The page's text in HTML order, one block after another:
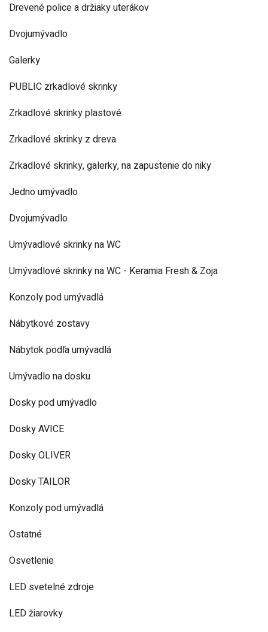
Drevené police a držiaky uterákov
Dvojumývadlo
Galerky
PUBLIC zrkadlové skrinky
Zrkadlové skrinky plastové
Zrkadlové skrinky z dreva
Zrkadlové skrinky, galerky, na zapustenie do niky
Jedno umývadlo
Dvojumývadlo
Umývadlové skrinky na WC
Umývadlové skrinky na WC - Keramia Fresh & Zoja
Konzoly pod umývadlá
Nábytkové zostavy
Nábytok podľa umývadlá
Umývadlo na dosku
Dosky pod umývadlo
Dosky AVICE
Dosky OLIVER
Dosky TAILOR
Konzoly pod umývadlá
Ostatné
Osvetlenie
LED svetelné zdroje
LED žiarovky